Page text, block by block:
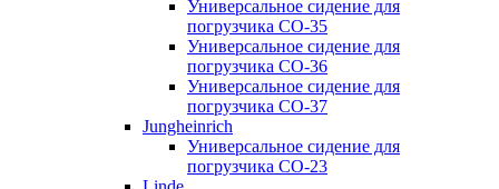
Универсальное сидение для
погрузчика CO-35
Универсальное сидение для
погрузчика CO-36
Универсальное сидение для
погрузчика CO-37
Jungheinrich
Универсальное сидение для
погрузчика CO-23